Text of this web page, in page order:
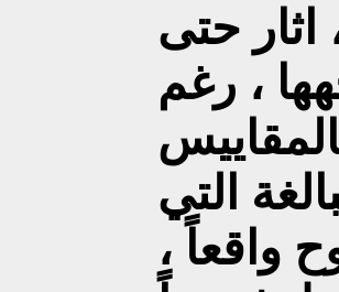
حتى
، رغم
التي
واقعاً ،